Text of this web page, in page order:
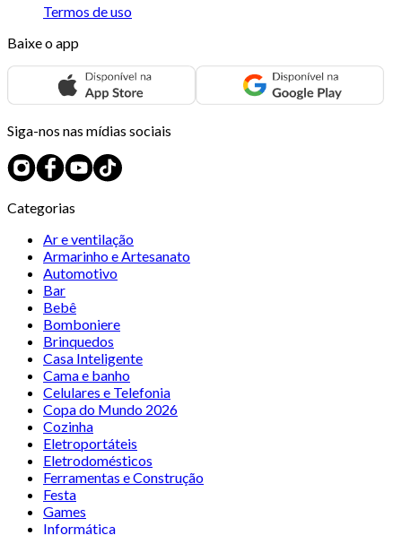
Termos de uso
Baixe o app
Siga-nos nas mídias sociais
Categorias
Ar e ventilação
Armarinho e Artesanato
Automotivo
Bar
Bebê
Bomboniere
Brinquedos
Casa Inteligente
Cama e banho
Celulares e Telefonia
Copa do Mundo 2026
Cozinha
Eletroportáteis
Eletrodomésticos
Ferramentas e Construção
Festa
Games
Informática